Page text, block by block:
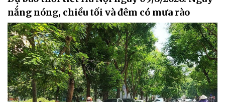
nắng nóng, chiều tối và đêm có mưa rào